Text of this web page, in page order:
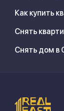
Как купить
Снять
Снять дом в